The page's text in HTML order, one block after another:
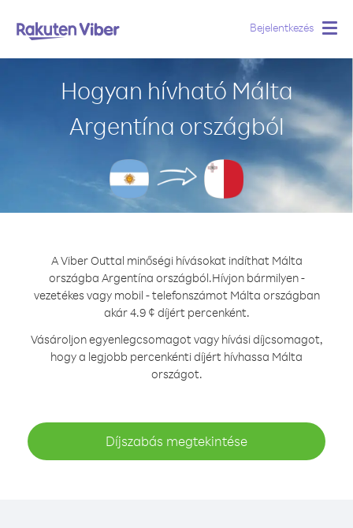
Bejelentkezés
Hogyan hívható Málta
Argentína országból
A Viber Outtal minőségi hívásokat indíthat Málta
országba Argentína országból.Hívjon bármilyen -
vezetékes vagy mobil - telefonszámot Málta országban
akár 4.9 ¢ díjért percenként.
Vásároljon egyenlegcsomagot vagy hívási díjcsomagot,
hogy a legjobb percenkénti díjért hívhassa Málta
országot.
Díjszabás megtekintése